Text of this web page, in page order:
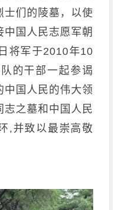
士们的陵墓，以使
国人民志愿军朝
将军于2010年10
的干部一起参谒
中国人民的伟大领
之墓和中国人民
,并致以最崇高敬